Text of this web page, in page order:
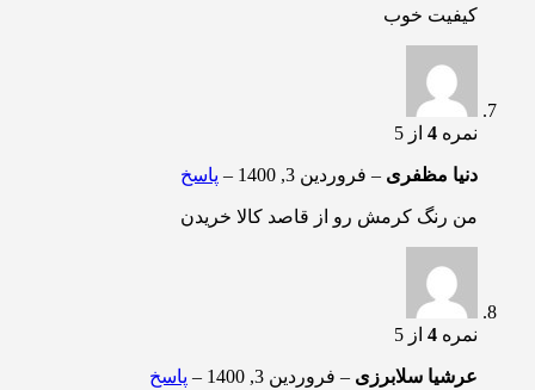
کیفیت خوب
نمره 4 از 5
دنیا مظفری – فروردین 3, 1400 – پاسخ
من رنگ کرمش رو از قاصد کالا خریدن
نمره 4 از 5
عرشیا سلابرزی – فروردین 3, 1400 – پاسخ